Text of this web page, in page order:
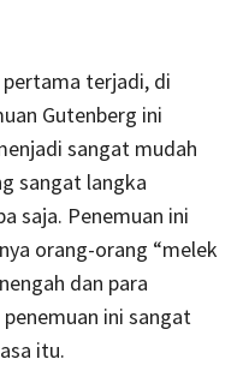
terjadi, di
Gutenberg ini
sangat mudah
sangat langka
saja. Penemuan ini
orang-orang “melek
dan para
ini sangat
itu.